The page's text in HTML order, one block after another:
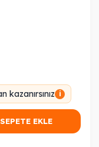
kazanırsınız i
SEPETE EKLE